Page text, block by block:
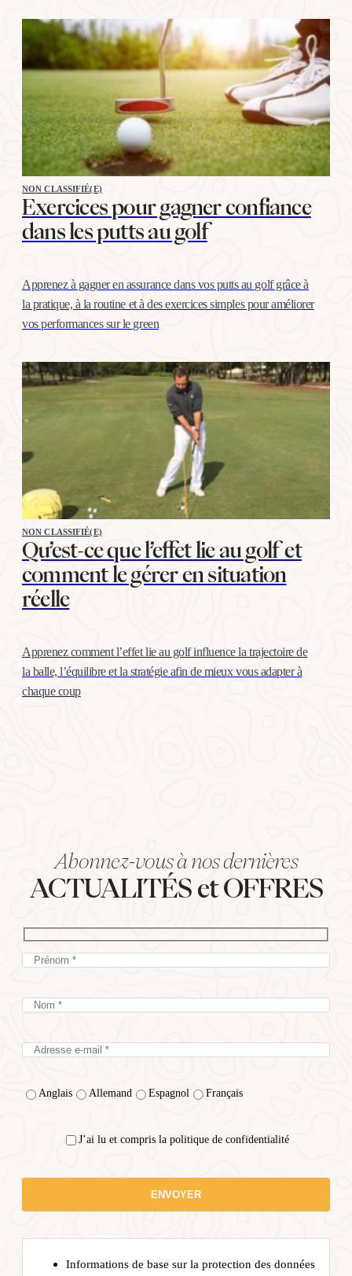
NON CLASSIFIÉ(E)
Exercices pour gagner confiance
dans les putts au golf
Apprenez à gagner en assurance dans vos putts au golf grâce à
la pratique, à la routine et à des exercices simples pour améliorer
vos performances sur le green
NON CLASSIFIÉ(E)
Qu’est-ce que l’effet lie au golf et
comment le gérer en situation
réelle
Apprenez comment l’effet lie au golf influence la trajectoire de
la balle, l’équilibre et la stratégie afin de mieux vous adapter à
chaque coup
Abonnez-vous à nos dernières
ACTUALITÉS et OFFRES
Anglais Allemand Espagnol Français
J’ai lu et compris la politique de confidentialité
Informations de base sur la protection des données